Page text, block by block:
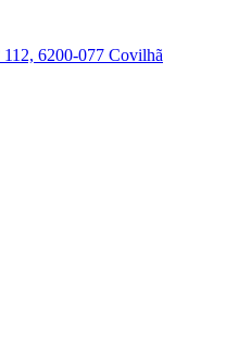
112, 6200-077 Covilhã